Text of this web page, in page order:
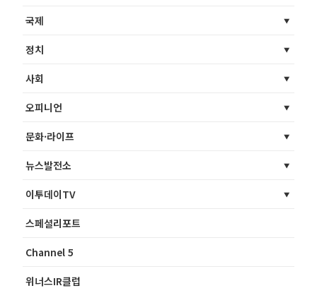
국제
정치
사회
오피니언
문화·라이프
뉴스발전소
이투데이TV
스페셜리포트
Channel 5
위너스IR클럽